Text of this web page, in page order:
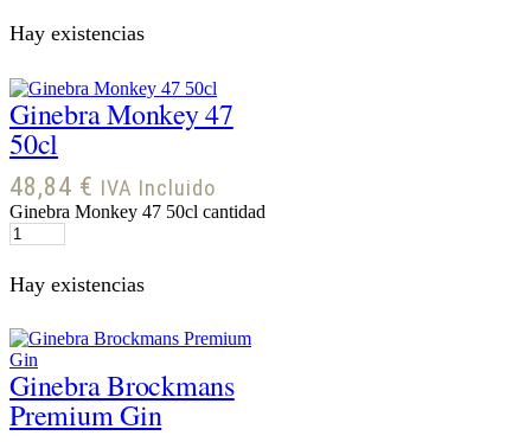
Hay existencias
Ginebra Monkey 47
50cl
48,84 € IVA Incluido
Ginebra Monkey 47 50cl cantidad
Hay existencias
Ginebra Brockmans
Premium Gin